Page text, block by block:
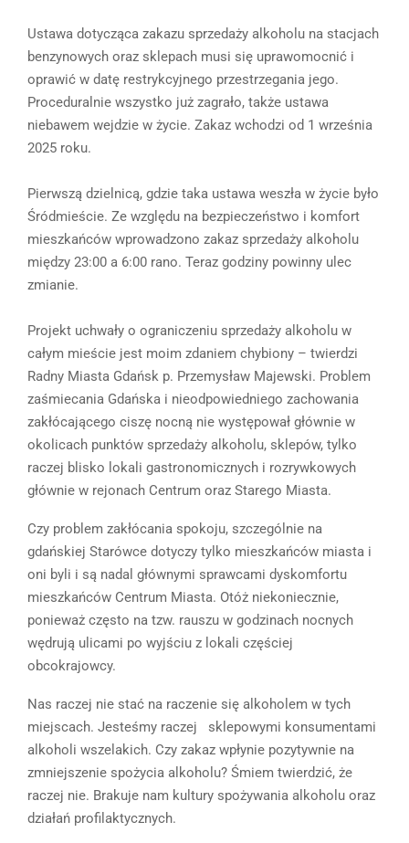
Ustawa dotycząca zakazu sprzedaży alkoholu na stacjach
benzynowych oraz sklepach musi się uprawomocnić i
oprawić w datę restrykcyjnego przestrzegania jego.
Proceduralnie wszystko już zagrało, także ustawa
niebawem wejdzie w życie. Zakaz wchodzi od 1 września
2025 roku.
Pierwszą dzielnicą, gdzie taka ustawa weszła w życie było
Śródmieście. Ze względu na bezpieczeństwo i komfort
mieszkańców wprowadzono zakaz sprzedaży alkoholu
między 23:00 a 6:00 rano. Teraz godziny powinny ulec
zmianie.
Projekt uchwały o ograniczeniu sprzedaży alkoholu w
całym mieście jest moim zdaniem chybiony – twierdzi
Radny Miasta Gdańsk p. Przemysław Majewski. Problem
zaśmiecania Gdańska i nieodpowiedniego zachowania
zakłócającego ciszę nocną nie występował głównie w
okolicach punktów sprzedaży alkoholu, sklepów, tylko
raczej blisko lokali gastronomicznych i rozrywkowych
głównie w rejonach Centrum oraz Starego Miasta.
Czy problem zakłócania spokoju, szczególnie na
gdańskiej Starówce dotyczy tylko mieszkańców miasta i
oni byli i są nadal głównymi sprawcami dyskomfortu
mieszkańców Centrum Miasta. Otóż niekoniecznie,
ponieważ często na tzw. rauszu w godzinach nocnych
wędrują ulicami po wyjściu z lokali częściej
obcokrajowcy.
Nas raczej nie stać na raczenie się alkoholem w tych
miejscach. Jesteśmy raczej sklepowymi konsumentami
alkoholi wszelakich. Czy zakaz wpłynie pozytywnie na
zmniejszenie spożycia alkoholu? Śmiem twierdzić, że
raczej nie. Brakuje nam kultury spożywania alkoholu oraz
działań profilaktycznych.